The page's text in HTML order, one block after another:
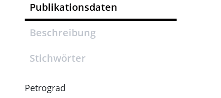
Publikationsdaten
Beschreibung
Stichwörter
Petrograd